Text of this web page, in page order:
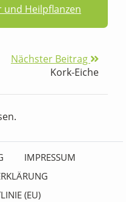
und Heilpflanzen
Nächster Beitrag
Kork-Eiche
IMPRESSUM
(EU)